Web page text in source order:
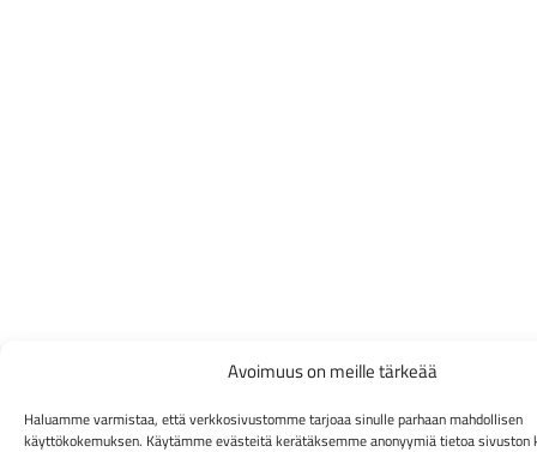
Avoimuus on meille tärkeää
Haluamme varmistaa, että verkkosivustomme tarjoaa sinulle parhaan mahdollisen
käyttökokemuksen. Käytämme evästeitä kerätäksemme anonyymiä tietoa sivuston